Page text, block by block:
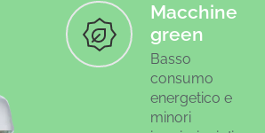
Macchine
green
Basso
consumo
energetico e
minori